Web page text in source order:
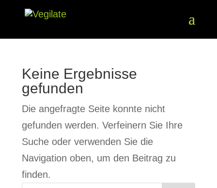
Keine Ergebnisse
gefunden
Die angefragte Seite konnte nicht
gefunden werden. Verfeinern Sie Ihre
Suche oder verwenden Sie die
Navigation oben, um den Beitrag zu
finden.